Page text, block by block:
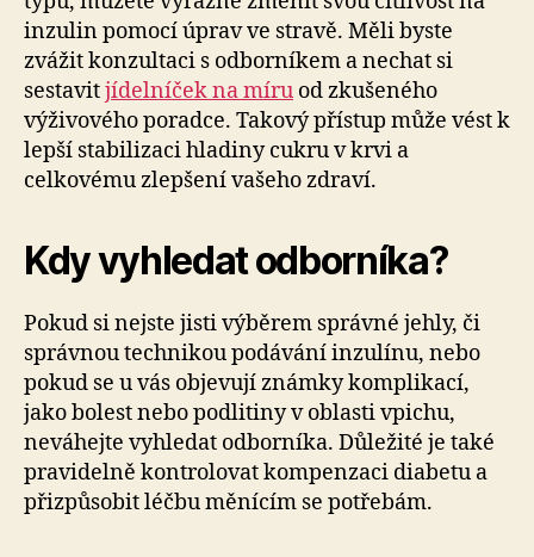
inzulin pomocí úprav ve stravě. Měli byste
zvážit konzultaci s odborníkem a nechat si
sestavitjídelníček na míru od zkušeného
výživového poradce. Takový přístup může vést k
lepší stabilizaci hladiny cukru v krvi a
celkovému zlepšení vašeho zdraví.
Kdy vyhledat odborníka?
Pokud si nejste jisti výběrem správné jehly, či
správnou technikou podávání inzulínu, nebo
pokud se u vás objevují známky komplikací,
jako bolest nebo podlitiny v oblasti vpichu,
neváhejte vyhledat odborníka. Důležité je také
pravidelně kontrolovat kompenzaci diabetu a
přizpůsobit léčbu měnícím se potřebám.